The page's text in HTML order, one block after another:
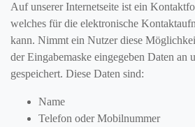
Auf unserer Internetseite ist ein
welches für die elektronische
kann. Nimmt ein Nutzer diese
der Eingabemaske eingegeben Daten an
gespeichert. Diese Daten sind:
Name
Telefon oder Mobilnummer